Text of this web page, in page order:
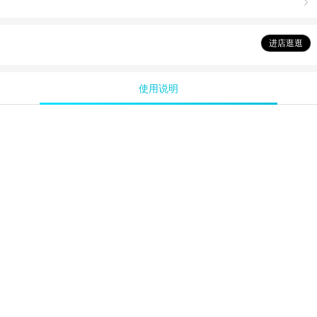

进店逛逛
使用说明